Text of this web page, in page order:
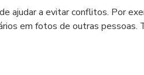
ajudar a evitar conflitos. Por
em fotos de outras pessoas.